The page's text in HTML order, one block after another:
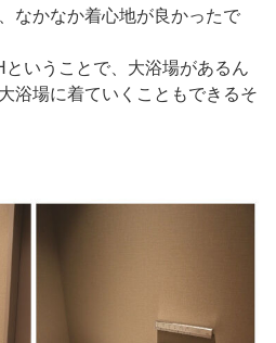
なかなか着心地が良かったで
いうことで、大浴場があるん
浴場に着ていくこともできるそ